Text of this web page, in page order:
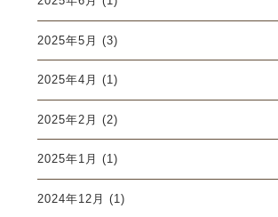
2025年5月 (3)
2025年4月 (1)
2025年2月 (2)
2025年1月 (1)
2024年12月 (1)